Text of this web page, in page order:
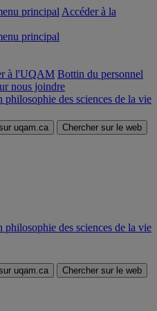
principal Accéder à la
principal
à l'UQAM Bottin du personnel
nous joindre
philosophie des sciences de la vie
uqam.ca Chercher sur le web
philosophie des sciences de la vie
uqam.ca Chercher sur le web